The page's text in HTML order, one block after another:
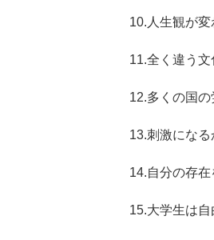
10.人生観が変
11.全く違う
12.多くの国
13.刺激になる
14.自分の存
15.大学生は